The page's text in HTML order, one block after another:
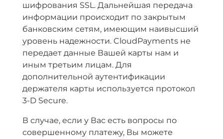
шифрования SSL. Дальнейшая передача
информации происходит по закрытым
банковским сетям, имеющим наивысший
уровень надежности. CloudPayments не
передает данные Вашей карты нам и
иным третьим лицам. Для
дополнительной аутентификации
держателя карты используется протокол
3-D Secure.
В случае, если у Вас есть вопросы по
совершенному платежу, Вы можете